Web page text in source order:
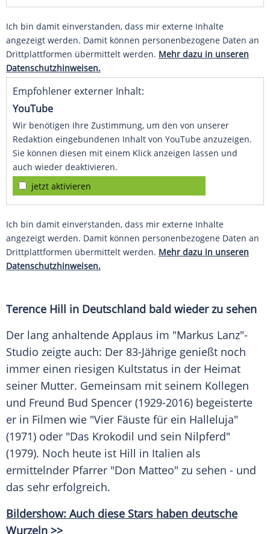
Ich bin damit einverstanden, dass mir externe Inhalte
angezeigt werden. Damit können personenbezogene Daten an
Drittplattformen übermittelt werden. Mehr dazu in unseren
Datenschutzhinweisen.
Empfohlener externer Inhalt:
YouTube
Wir benötigen Ihre Zustimmung, um den von unserer
Redaktion eingebundenen Inhalt von YouTube anzuzeigen.
Sie können diesen mit einem Klick anzeigen lassen und
auch wieder deaktivieren.
jetzt aktivieren
Ich bin damit einverstanden, dass mir externe Inhalte
angezeigt werden. Damit können personenbezogene Daten an
Drittplattformen übermittelt werden. Mehr dazu in unseren
Datenschutzhinweisen.
Terence Hill in Deutschland bald wieder zu sehen
Der lang anhaltende Applaus im "Markus Lanz"-
Studio zeigte auch: Der 83-Jährige genießt noch
immer einen riesigen Kultstatus in der Heimat
seiner Mutter. Gemeinsam mit seinem Kollegen
und Freund Bud Spencer (1929-2016) begeisterte
er in Filmen wie "Vier Fäuste für ein Halleluja"
(1971) oder "Das Krokodil und sein Nilpferd"
(1979). Noch heute ist Hill in Italien als
ermittelnder Pfarrer "Don Matteo" zu sehen - und
das sehr erfolgreich.
Bildershow: Auch diese Stars haben deutsche
Wurzeln >>